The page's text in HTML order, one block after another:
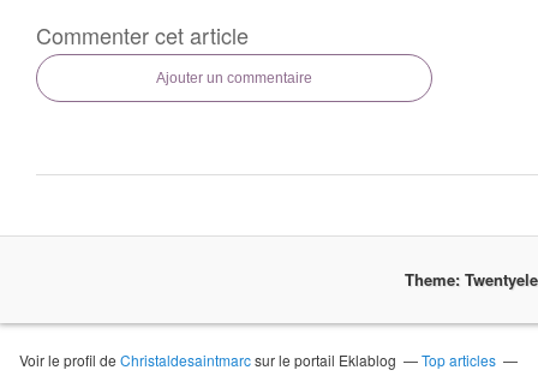
Commenter cet article
Ajouter un commentaire
Theme:
Voir le profil deChristaldesaintmarcsur le portail Eklablog
Top articles